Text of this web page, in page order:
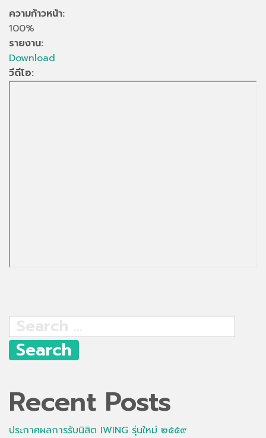
ความก้าวหน้า:
100%
รายงาน:
Download
วีดีโอ:
Search
for:
Recent Posts
ประกาศผลการรับนิสิต IWING รุ่นใหม่ ๒๕๕๙